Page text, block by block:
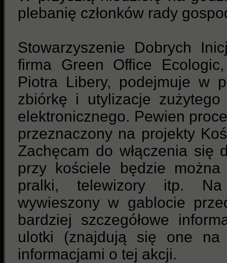
plebanię członków rady
Stowarzyszenie Dobrych
firma Green Office
Piotra Libery, podejmuje w
zbiórkę i utylizacje
elektronicznego. Pewien
przeznaczony na projekty
Zachęcam do włączenia się
przy kościele będzie można
pralki, telewizory itp.
wywieszony w gablocie
bardziej szczegółowe
ulotki (znajdują się one
informacjami o tej akcji.